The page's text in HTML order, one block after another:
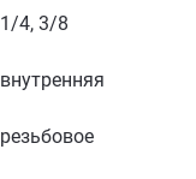
1/4, 3/8
внутренняя
резьбовое